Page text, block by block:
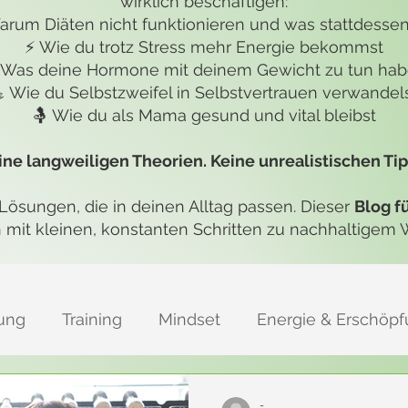
Diäten nicht funktionieren und was
⚡ Wie du trotz Stress mehr Energie bekommst
deine Hormone mit deinem Gewicht zu tun
Wie du Selbstzweifel in Selbstvertrauen
🤱 Wie du als Mama gesund und vital bleibst
langweiligen Theorien. Keine unrealistischen
die in deinen Alltag passen. Dieser Blog
kleinen, konstanten Schritten zu nachhaltigem
Training Mindset Energie &
Stress & Burnout-Prävention
-